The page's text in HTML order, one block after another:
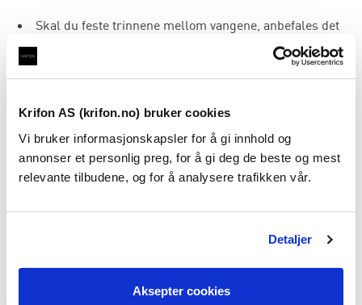
Krifon AS (krifon.no) bruker cookies
Vi bruker informasjonskapsler for å gi innhold og
annonser et personlig preg, for å gi deg de beste og mest
relevante tilbudene, og for å analysere trafikken vår.
Detaljer
Aksepter cookies
Skal du feste trinnene mellom vangene, anbefales det
å montere en ekstra støtte under hvert trinn for å hindre
slark over tid.
Se våre produkter til trapp her
3. Velg riktig bredde og
støtte
smal trapp kan føles trang og upraktisk, spesielt ved